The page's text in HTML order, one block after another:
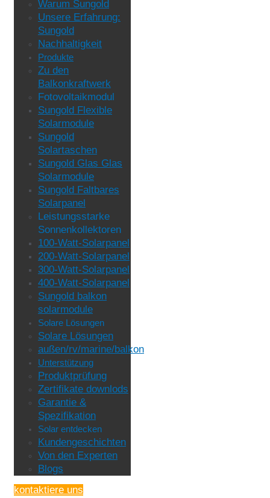
Warum Sungold
Unsere Erfahrung:
Sungold
Nachhaltigkeit
Produkte
Zu den
Balkonkraftwerk
Fotovoltaikmodul
Sungold Flexible
Solarmodule
Sungold
Solartaschen
Sungold Glas Glas
Solarmodule
Sungold Faltbares
Solarpanel
Leistungsstarke
Sonnenkollektoren
100-Watt-Solarpanel
200-Watt-Solarpanel
300-Watt-Solarpanel
400-Watt-Solarpanel
Sungold balkon
solarmodule
Solare Lösungen
Solare Lösungen
außen/rv/marine/balkon
Unterstützung
Produktprüfung
Zertifikate downlods
Garantie &
Spezifikation
Solar entdecken
Kundengeschichten
Von den Experten
Blogs
kontaktiere uns